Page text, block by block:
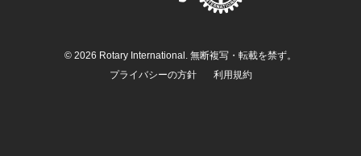
© 2026 Rotary International. 無断複写・転載を禁ず。
プライバシーの方針
利用規約